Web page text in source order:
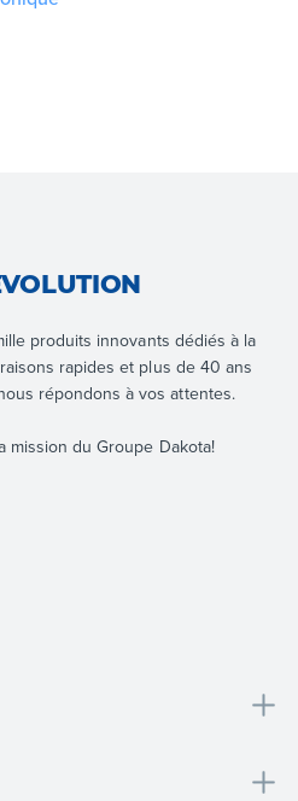
produits innovants dédiés à la
rapides et plus de 40 ans
répondons à vos attentes.
mission du Groupe Dakota!